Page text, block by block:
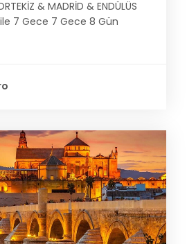
& MADRİD & ENDÜLÜS
ile 7 Gece 7 Gece 8 Gün